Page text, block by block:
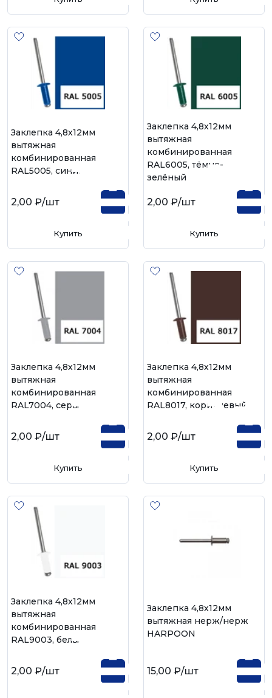
Заклепка 4,8х12мм
вытяжная
комбинированная
RAL5005, синий
2,00 ₽/шт
Купить
Заклепка 4,8х12мм
вытяжная
комбинированная
RAL6005, тёмно-
зелёный
2,00 ₽/шт
Купить
Заклепка 4,8х12мм
вытяжная
комбинированная
RAL7004, серый
2,00 ₽/шт
Купить
Заклепка 4,8х12мм
вытяжная
комбинированная
RAL8017, коричневый
2,00 ₽/шт
Купить
Заклепка 4,8х12мм
вытяжная
комбинированная
RAL9003, белый
2,00 ₽/шт
Заклепка 4,8х12мм
вытяжная нерж/нерж
HARPOON
15,00 ₽/шт